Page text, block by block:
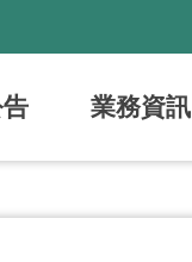
業務資訊